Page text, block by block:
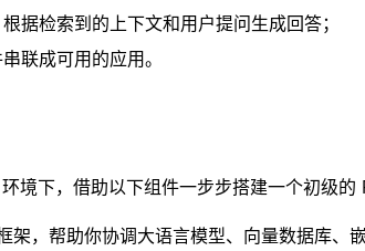
据检索到的上下文和用户提问生成回答；
联成可用的应用。
境下，借助以下组件一步步搭建一个初级的
架，帮助你协调大语言模型、向量数据库、